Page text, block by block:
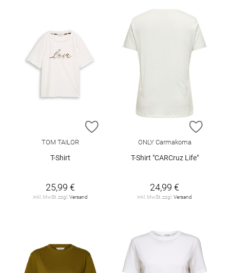
ZUR WUNSCHLISTE HINZUFÜGEN
TOM TAILOR
T-Shirt
25,99 €
inkl. MwSt. zzgl.Versand
ZUR
ONLY Carmakoma
T-Shirt "CARCruz Life"
24,99 €
inkl. MwSt. zzgl.Versand